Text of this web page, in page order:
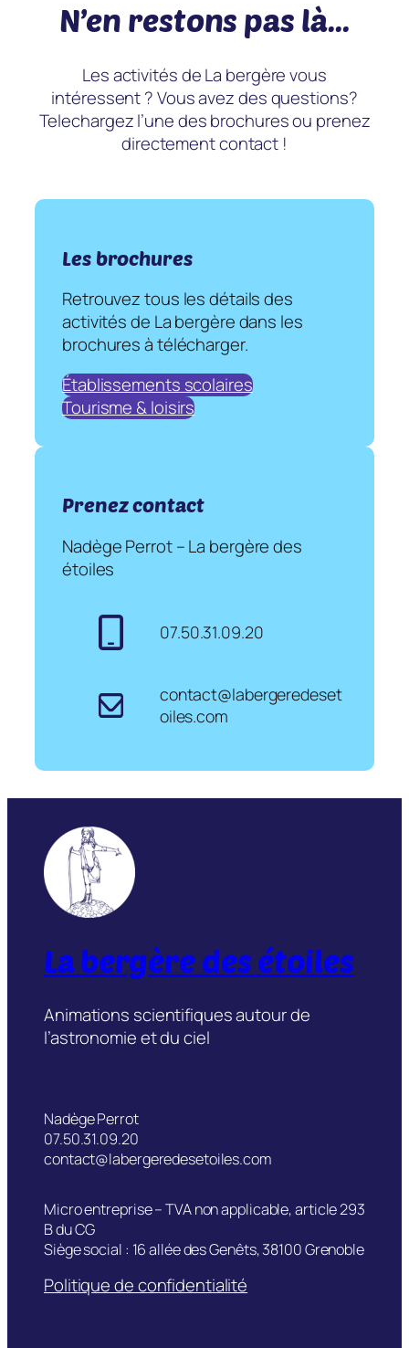
N’en restons pas là…
Les activités de La bergère vous
intéressent ? Vous avez des questions?
Telechargez l’une des brochures ou prenez
directement contact !
Les brochures
Retrouvez tous les détails des
activités de La bergère dans les
brochures à télécharger.
Établissements scolaires
Tourisme & loisirs
Prenez contact
Nadège Perrot – La bergère des
étoiles
07.50.31.09.20
contact@labergeredeset
oiles.com
La bergère des étoiles
Animations scientifiques autour de
l’astronomie et du ciel
Nadège Perrot
07.50.31.09.20
contact@labergeredesetoiles.com
Micro entreprise – TVA non applicable, article 293
B du CG
Siège social : 16 allée des Genêts, 38100 Grenoble
Politique de confidentialité